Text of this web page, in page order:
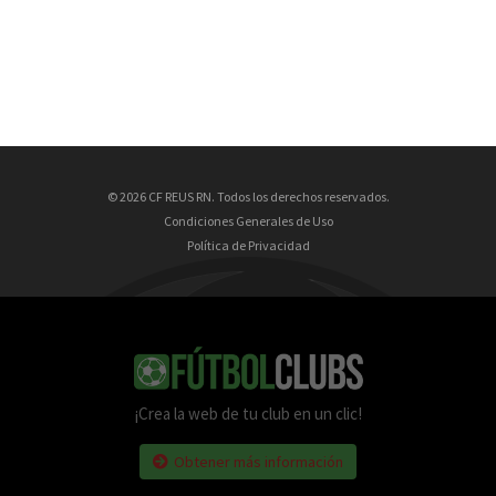
© 2026 CF REUS RN. Todos los derechos reservados.
Condiciones Generales de Uso
Política de Privacidad
¡Crea la web de tu club en un clic!
Obtener más información